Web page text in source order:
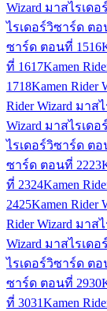
Wizard มาสไรเด
ไรเดอร์วิซาร์ด ตอ
ซาร์ด ตอนที่ 1516
ที่ 1617Kamen
1718Kamen
Rider Wizard มา
Wizard มาสไรเด
ไรเดอร์วิซาร์ด ตอ
ซาร์ด ตอนที่ 2223
ที่ 2324Kamen
2425Kamen
Rider Wizard มา
Wizard มาสไรเด
ไรเดอร์วิซาร์ด ตอ
ซาร์ด ตอนที่ 2930
ที่ 3031Kamen